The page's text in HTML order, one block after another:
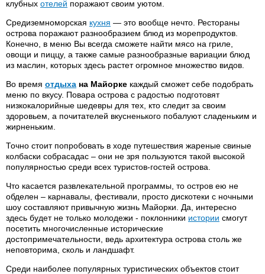
клубных отелей поражают своим уютом.
Средиземноморская кухня — это вообще нечто. Рестораны
острова поражают разнообразием блюд из морепродуктов.
Конечно, в меню Вы всегда сможете найти мясо на гриле,
овощи и пиццу, а также самые разнообразные вариации блюд
из маслин, которых здесь растет огромное множество видов.
Во время отдыха на Майорке каждый сможет себе подобрать
меню по вкусу. Повара острова с радостью подготовят
низкокалорийные шедевры для тех, кто следит за своим
здоровьем, а почитателей вкусненького побалуют сладеньким и
жирненьким.
Точно стоит попробовать в ходе путешествия жареные свиные
колбаски собрасадас – они не зря пользуются такой высокой
популярностью среди всех туристов-гостей острова.
Что касается развлекательной программы, то остров ею не
обделен – карнавалы, фестивали, просто дискотеки с ночными
шоу составляют привычную жизнь Майорки. Да, интересно
здесь будет не только молодежи - поклонники истории смогут
посетить многочисленные исторические
достопримечательности, ведь архитектура острова столь же
неповторима, сколь и ландшафт.
Среди наиболее популярных туристических объектов стоит